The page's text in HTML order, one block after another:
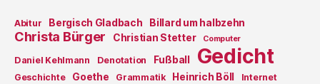
Abitur Bergisch Gladbach Billard um halbzehn
Christa Bürger Christian Stetter Computer
Daniel Kehlmann Denotation Fußball Gedicht
Geschichte Goethe Grammatik Heinrich Böll Internet